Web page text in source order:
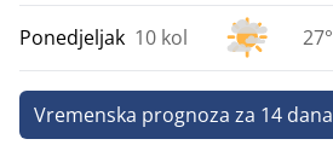
Ponedjeljak 10 kol 27°
Vremenska prognoza za 14 dana